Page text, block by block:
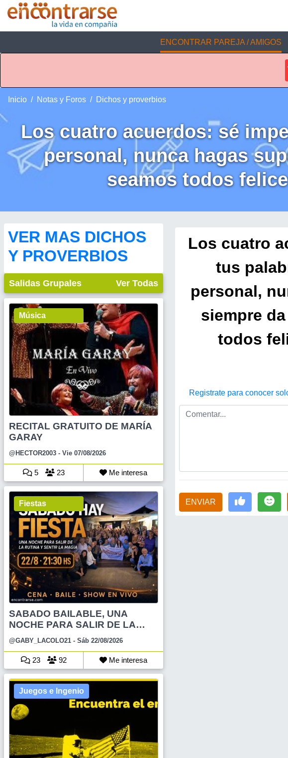
ENCONTRAR PAREJA / AMIGOS
Inicio Notas y Foros Dichos y proverbios
Los cuatro acuerdos: sé
personal, nunca hagas
seamos todos
VER MAS DICHOS
Y PROVERBIOS
Salidas Grupales Ver Todas
Música
RECITAL GRATUITO DE MARÍA
GARAY
@HECTOR2003 - Vie 07/08/2026
5 23 Me interesa
Fiestas
SABADO BAILABLE, UNA
NOCHE PARA SALIR DE LA
RUTINA
@GABY_LACOLO21 - Sáb 22/08/2026
23 92 Me interesa
Juegos e Ingenio
Los cuatro
tus
personal,
siempre
todos
Registrate para conocer
ENVIAR